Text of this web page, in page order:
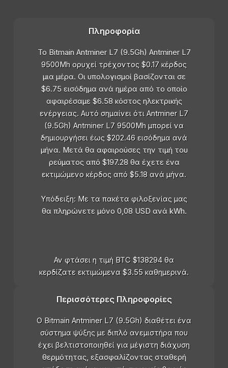
Πληροφορία
Το Bitmain Antminer L7 (9.5Gh) Antminer L7
9500Mh ορυχεί τρέχοντος $0.17 κέρδος
μια μέρα. Οι υπολογισμοί βασίζονται σε
$6.75 εισόδημα ανά ημέρα από το οποίο
αφαιρέσαμε $6.58 κόστος ηλεκτρικής
ενέργειας. Αυτό σημαίνει ότι Antminer L7
(9.5Gh) Antminer L7 9500Mh μπορεί να
δημιουργήσει έως $202.46 εισόδημα ανά
μήνα. Μετά θα αφαιρούσες την τιμή του
ρεύματος από $197.28 θα έχετε ένα
εκτιμώμενο κέρδος από $5.18 ανά μήνα.
Υπόδειξη: Με τα πακέτα φιλοξενίας μας
θα πληρώνετε μόνο 0,08 USD ανά kWh.
Αν φτάσει η τιμή BTC $138294 θα
κερδίζατε εκτιμώμενα $3.55 καθημερινά.
Περισσότερες Πληροφορίες
Ο Bitmain Antminer L7 (9.5Gh) διαθέτει ένα
σύστημα ψύξης με διπλό ανεμιστήρα που
έχει βελτιστοποιηθεί για μέγιστη διάχυση
θερμότητας, εξασφαλίζοντας σταθερή